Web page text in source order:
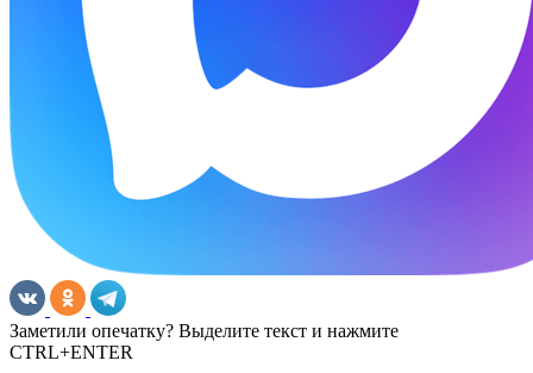
Заметили опечатку? Выделите текст и нажмите
CTRL+ENTER